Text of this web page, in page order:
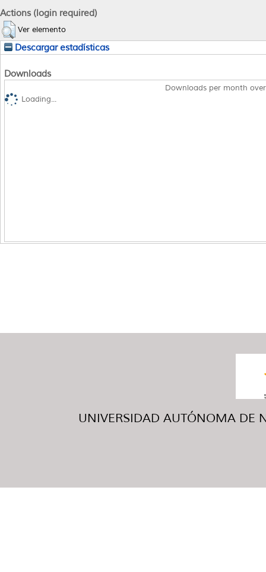
Actions (login required)
Ver elemento
Descargar estadísticas
Downloads
Downloads per month
Loading...
UNIVERSIDAD AUTÓNOMA DE